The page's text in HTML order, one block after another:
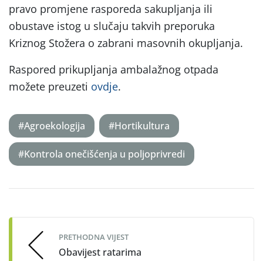
pravo promjene rasporeda sakupljanja ili
obustave istog u slučaju takvih preporuka
Kriznog Stožera o zabrani masovnih okupljanja.
Raspored prikupljanja ambalažnog otpada
možete preuzeti ovdje.
#Agroekologija #Hortikultura
#Kontrola onečišćenja u poljoprivredi
navigation
PRETHODNA VIJEST
Obavijest ratarima